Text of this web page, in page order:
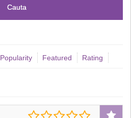
Cauta
Popularity Featured Rating